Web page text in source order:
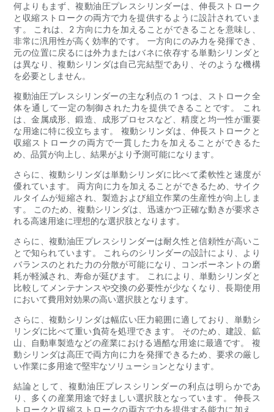
何よりもまず、複動油圧プレスシリンダーは、伸長ストローク
と収縮ストロークの両方で力を提供するように設計されていま
す。 これは、2 方向に力を加えることができることを意味し、
非常に汎用性が高く効率的です。 一方向にのみ力を発揮でき、
元の位置に戻るには外力またはバネに依存する単動シリンダと
は異なり、複動シリンダは自己完結型であり、そのような機構
を必要としません。
複動油圧プレスシリンダーの主な利点の 1 つは、ストローク全
体を通して一定の制御された力を提供できることです。 これ
は、金属成形、鍛造、成形プロセスなど、精度と均一性が重要
な用途に特に役立ちます。 複動シリンダは、伸長ストロークと
収縮ストロークの両方で一貫した力を加えることができるた
め、品質が向上し、結果がより予測可能になります。
さらに、複動シリンダは単動シリンダに比べて柔軟性と速度が
優れています。 両方向に力を加えることができるため、サイク
ルタイムが短縮され、製造および組立作業の生産性が向上しま
す。 このため、複動シリンダは、迅速かつ正確な動きが要求さ
れる高速用途に理想的な選択肢となります。
さらに、複動油圧プレスシリンダーは耐久性と信頼性が高いこ
とで知られています。 これらのシリンダーの設計により、より
バランスのとれた力の分散が可能になり、コンポーネントの磨
耗が軽減され、寿命が延びます。 これにより、単動シリンダと
比較してメンテナンスや交換の必要性が少なくなり、長期使用
において費用対効果の高い選択肢となります。
さらに、複動シリンダは幅広い圧力範囲に適しており、単動シ
リンダに比べて重い負荷を処理できます。 そのため、建設、鉱
山、自動車製造などの産業における過酷な用途に最適です。 複
動シリンダは高圧で両方向に力を発揮できるため、要求の厳し
い作業に多用途で堅牢なソリューションとなります。
結論として、複動油圧プレスシリンダーの利点は明らかであ
り、多くの産業用途で好ましい選択肢となっています。 伸長ス
トロークと収縮ストロークの両方で力を提供する能力に加え、